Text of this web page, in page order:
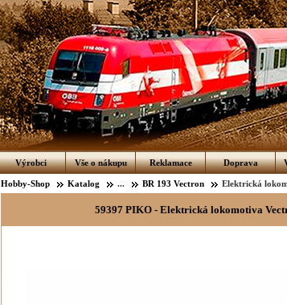
Výrobci Vše o nákupu Reklamace Doprava
Hobby-Shop Katalog ... BR 193 Vectron
59397 PIKO - Elektrická lokomotiva